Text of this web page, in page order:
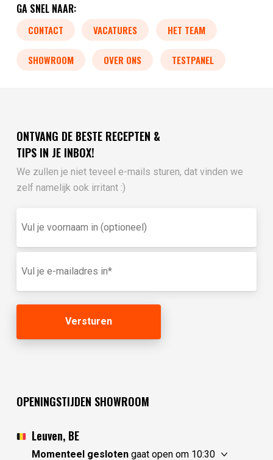
GA SNEL NAAR:
CONTACT VACATURES HET TEAM
SHOWROOM OVER ONS TESTPANEL
ONTVANG DE BESTE RECEPTEN &
TIPS IN JE INBOX!
We zullen je niet teveel e-mails sturen, dat vinden we
zelf namelijk ook irritant :)
je
in
(optioneel)
mailadres
OPENINGSTIJDEN SHOWROOM
Leuven, BE
Momenteel geslotengaat open om 10:30